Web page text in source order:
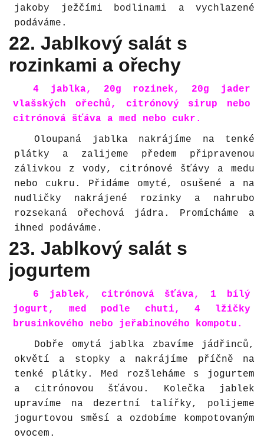
jakoby ježčími bodlinami a vychlazené
podáváme.
22. Jablkový salát s
rozinkami a ořechy
4 jablka, 20g rozinek, 20g jader
vlašských ořechů, citrónový sirup nebo
citrónová šťáva a med nebo cukr.
Oloupaná jablka nakrájíme na tenké
plátky a zalijeme předem připravenou
zálivkou z vody, citrónové šťávy a medu
nebo cukru. Přidáme omyté, osušené a na
nudličky nakrájené rozinky a nahrubo
rozsekaná ořechová jádra. Promícháme a
ihned podáváme.
23. Jablkový salát s
jogurtem
6 jablek, citrónová šťáva, 1 bílý
jogurt, med podle chuti, 4 lžičky
brusinkového nebo jeřabinového kompotu.
Dobře omytá jablka zbavíme jádřinců,
okvětí a stopky a nakrájíme příčně na
tenké plátky. Med rozšleháme s jogurtem
a citrónovou šťávou. Kolečka jablek
upravíme na dezertní talířky, polijeme
jogurtovou směsí a ozdobíme kompotovaným
ovocem.